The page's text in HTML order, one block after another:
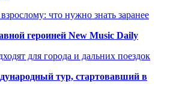
что нужно знать заранее
героиней New Music Daily
для города и дальних поездок
тур, стартовавший в